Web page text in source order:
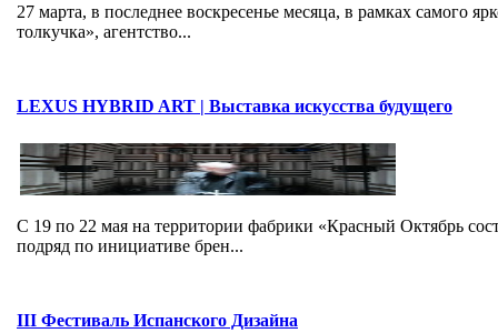
27 марта, в последнее воскресенье месяца, в рамках самого
толкучка», агентство...
LEXUS HYBRID ART | Выставка искусства будущего
C 19 по 22 мая на территории фабрики «Красный Октябрь
подряд по инициативе брен...
III Фестиваль Испанского Дизайна